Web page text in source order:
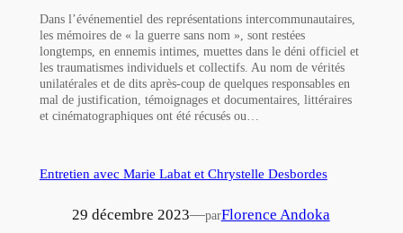
Dans l’événementiel des représentations intercommunautaires,
les mémoires de « la guerre sans nom », sont restées
longtemps, en ennemis intimes, muettes dans le déni officiel et
les traumatismes individuels et collectifs. Au nom de vérités
unilatérales et de dits après-coup de quelques responsables en
mal de justification, témoignages et documentaires, littéraires
et cinématographiques ont été récusés ou…
Entretien avec Marie Labat et Chrystelle Desbordes
29 décembre 2023—parFlorence Andoka